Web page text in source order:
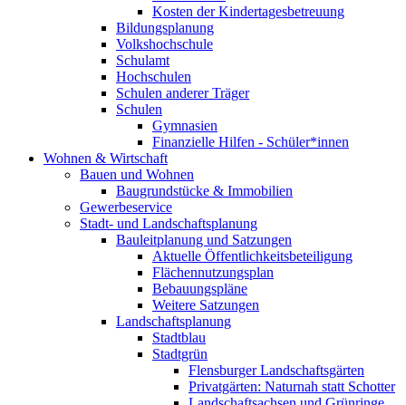
Kosten der Kindertagesbetreuung
Bildungsplanung
Volkshochschule
Schulamt
Hochschulen
Schulen anderer Träger
Schulen
Gymnasien
Finanzielle Hilfen - Schüler*innen
Wohnen & Wirtschaft
Bauen und Wohnen
Baugrundstücke & Immobilien
Gewerbeservice
Stadt- und Landschaftsplanung
Bauleitplanung und Satzungen
Aktuelle Öffentlichkeitsbeteiligung
Flächennutzungsplan
Bebauungspläne
Weitere Satzungen
Landschaftsplanung
Stadtblau
Stadtgrün
Flensburger Landschaftsgärten
Privatgärten: Naturnah statt Schotter